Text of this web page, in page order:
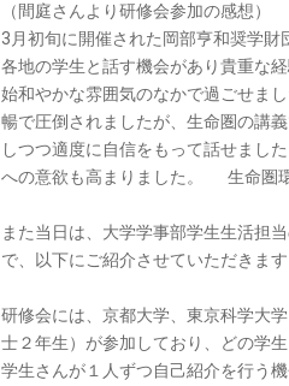
（間庭さんより研修会参加の感想）
3月初旬に開催された岡部亨和奨学
各地の学生と話す機会があり貴重な
始和やかな雰囲気のなかで過ごせま
暢で圧倒されましたが、生命圏の講
しつつ適度に自信をもって話せまし
への意欲も高まりました。 生命
また当日は、大学学事部学生生活担
で、以下にご紹介させていただきます
研修会には、京都大学、東京科学大
士２年生）が参加しており、どの学
学生さんが１人ずつ自己紹介を行う